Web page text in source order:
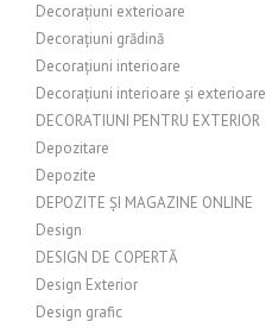
Decorațiuni exterioare
Decorațiuni grădină
Decorațiuni interioare
Decorațiuni interioare și exterioare
DECORATIUNI PENTRU EXTERIOR
Depozitare
Depozite
DEPOZITE ȘI MAGAZINE ONLINE
Design
DESIGN DE COPERTĂ
Design Exterior
Design grafic